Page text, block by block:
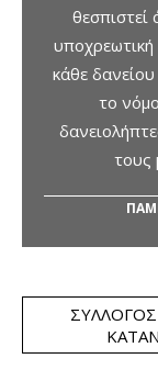
θεσπιστεί
κάθε
το
τους